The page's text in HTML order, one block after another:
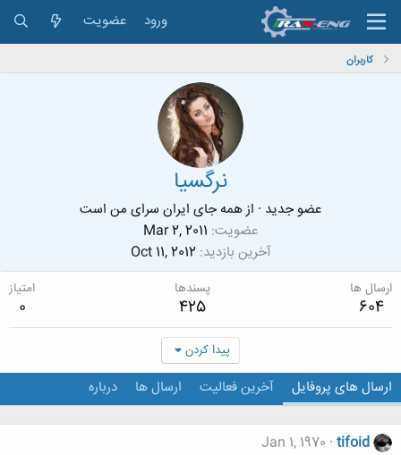
ورود عضویت
کاربران
نرگسیا
عضو جدید · ازهمه جای ایران سرای من است
عضویت Mar 2, 2011
آخرین بازدید Oct 11, 2012
ارسال ها
604
پسندها
425
امتیاز
0
پیدا کردن
ارسال های پروفایل آخرین فعالیت ارسال ها درباره
tifoid
Jan 1, 1970